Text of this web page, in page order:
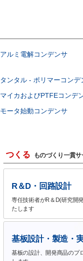
アルミ電解コンデンサ
タンタル - ポリマーコンデ
マイカおよびPTFEコンデ
モータ始動コンデンサ
つくる ものづくり一貫サ
R＆D・回路設計
専任技術者がR＆D(研究開
たします
基板設計・製造・
基板の設計、開発商品のプ